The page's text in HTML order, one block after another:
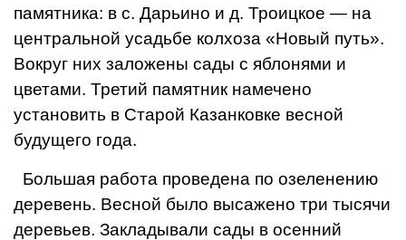
памятника: в с. Дарьино и д. Троицкое — на
центральной усадьбе колхоза «Новый путь».
Вокруг них заложены сады с яблонями и
цветами. Третий памятник намечено
установить в Старой Казанковке весной
будущего года.
Большая работа проведена по озеленению
деревень. Вес­ной было высажено три тыся­чи
деревьев. Закладывали са­ды в осенний